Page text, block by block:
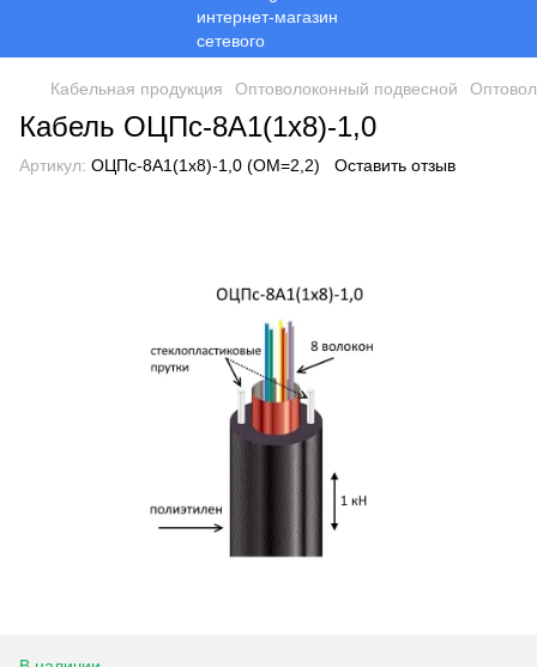
Кабельная продукция Оптоволоконный подвесной
Кабель ОЦПс-8А1(1х8)-1,0
Артикул: ОЦПс-8А1(1х8)-1,0 (ОМ=2,2) Оставить отзыв